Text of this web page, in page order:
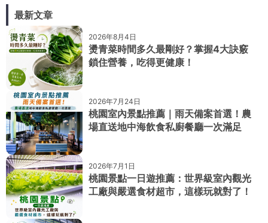
最新文章
2026年8月4日
燙青菜時間多久最剛好？掌握4大訣竅
鎖住營養，吃得更健康！
2026年7月24日
桃園室內景點推薦｜雨天備案首選！農
場直送地中海飲食私廚餐廳一次滿足
2026年7月1日
桃園景點一日遊推薦：世界級室內觀光
工廠與嚴選食材超市，這樣玩就對了！